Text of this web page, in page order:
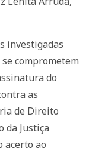
investigadas
comprometem
do
as
de Direito
da Justiça
acerto ao